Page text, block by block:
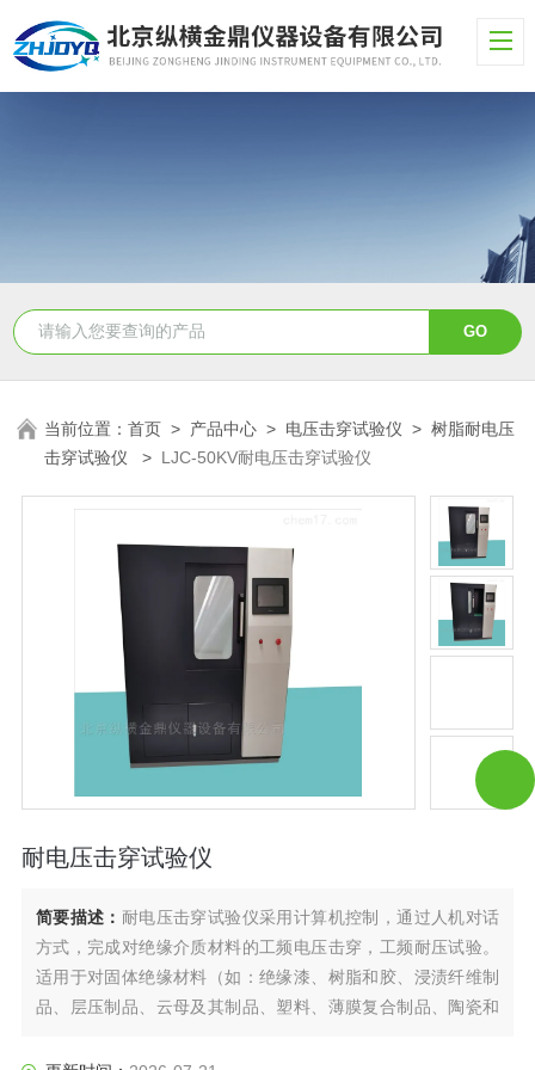
当前位置：首页 > 产品中心 > 电压击穿试验仪 >树脂耐电压
击穿试验仪
> LJC-50KV耐电压击穿试验仪
耐电压击穿试验仪
简要描述： 耐电压击穿试验仪采用计算机控制，通过人机对话
方式，完成对绝缘介质材料的工频电压击穿，工频耐压试验。
适用于对固体绝缘材料（如：绝缘漆、树脂和胶、浸渍纤维制
品、层压制品、云母及其制品、塑料、薄膜复合制品、陶瓷和